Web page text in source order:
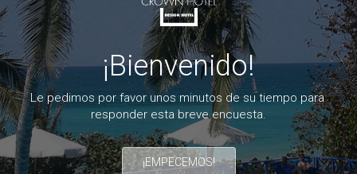
¡Bienvenido!
Le pedimos por favor unos minutos de su tiempo para
¡EMPECEMOS!